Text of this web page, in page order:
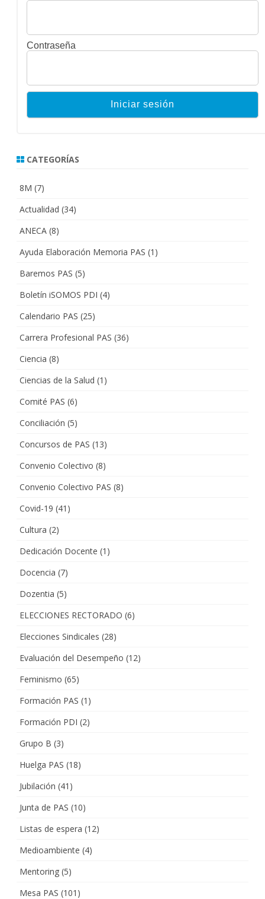
Contraseña
CATEGORÍAS
8M (7)
Actualidad (34)
ANECA (8)
Ayuda Elaboración Memoria PAS (1)
Baremos PAS (5)
Boletín iSOMOS PDI (4)
Calendario PAS (25)
Carrera Profesional PAS (36)
Ciencia (8)
Ciencias de la Salud (1)
Comité PAS (6)
Conciliación (5)
Concursos de PAS (13)
Convenio Colectivo (8)
Convenio Colectivo PAS (8)
Covid-19 (41)
Cultura (2)
Dedicación Docente (1)
Docencia (7)
Dozentia (5)
ELECCIONES RECTORADO (6)
Elecciones Sindicales (28)
Evaluación del Desempeño (12)
Feminismo (65)
Formación PAS (1)
Formación PDI (2)
Grupo B (3)
Huelga PAS (18)
Jubilación (41)
Junta de PAS (10)
Listas de espera (12)
Medioambiente (4)
Mentoring (5)
Mesa PAS (101)